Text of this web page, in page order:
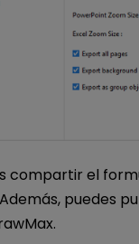
compartir el
puedes